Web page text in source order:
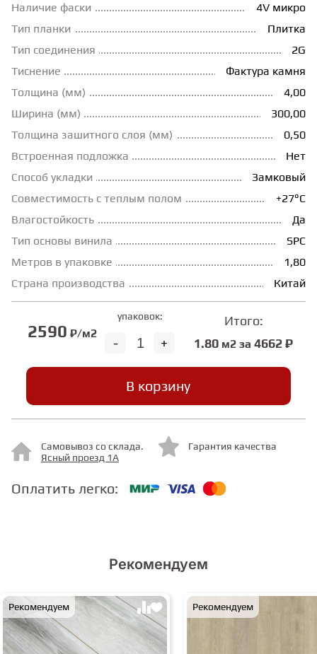
ТЕПЛЫЙ ПОЛ
ТЕРМОПАРКЕТ
ИСКУССТВЕННАЯ ТРАВА
ИНЖЕНЕРНЫЙ МОДУЛЬ
МИНЕРАЛЬНО-КАМЕННЫЙ
ЛАМИНАТ MSPC
ЛАМИНАТ SWF
Наличие фаски
4V микро
Тип планки
Плитка
Тип соединения
2G
Тиснение
Фактура камня
Толщина (мм)
4,00
Ширина (мм)
300,00
Толщина зашитного слоя (мм)
0,50
Встроенная подложка
Нет
Способ укладки
Замковый
Совместимость с теплым полом
+27°С
Влагостойкость
Да
Тип основы винила
SPC
Метров в упаковке
1,80
Страна производства
Китай
2590 ₽/м2
упаковок:
+
-
Итого:
1.80 м2 за4662 ₽
В корзину
Самовывоз со склада.
Ясный проезд 1А
Гарантия качества
Оплатить легко:
Рекомендуем
Рекомендуем Рекомендуем